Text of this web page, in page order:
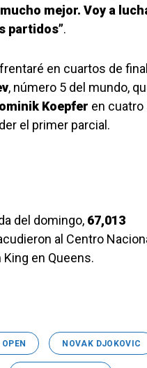
mejor. Voy a
partidos”.
en cuartos de
, número 5 del mundo,
Koepfer en
el primer parcial.
del domingo, 67,013
al Centro
en Queens.
OPEN NOVAK DJOKOVIC